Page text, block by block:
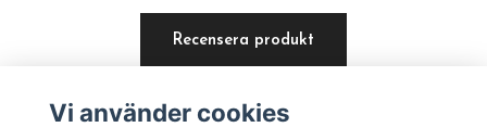
Recensera produkt
Vi använder cookies